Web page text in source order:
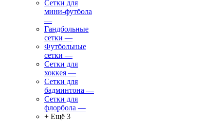
Сетки для
мини-футбола
—
Гандбольные
сетки —
Футбольные
сетки —
Сетки для
хоккея —
Сетки для
бадминтона —
Сетки для
флорбола —
+ Ещё 3